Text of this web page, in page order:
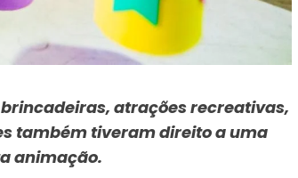
atrações recreativas,
também tiveram direito a uma
animação.